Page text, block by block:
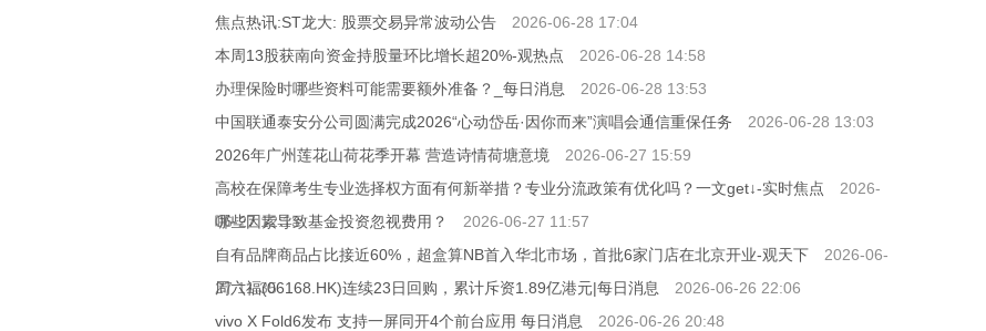
焦点热讯:ST龙大: 股票交易异常波动公告
2026-06-28 17:04
本周13股获南向资金持股量环比增长超20%-观热点
2026-06-28 14:58
办理保险时哪些资料可能需要额外准备？_每日消息
2026-06-28 13:53
中国联通泰安分公司圆满完成2026“心动岱岳·因你而来”演唱会通信重保任务
2026-06-28 13:03
2026年广州莲花山荷花季开幕 营造诗情荷塘意境
2026-06-27 15:59
高校在保障考生专业选择权方面有何新举措？专业分流政策有优化吗？一文get↓-实时焦点
2026-
06-27 12:13
哪些因素导致基金投资忽视费用？
2026-06-27 11:57
自有品牌商品占比接近60%，超盒算NB首入华北市场，首批6家门店在北京开业-观天下
2026-06-
27 11:35
周六福(06168.HK)连续23日回购，累计斥资1.89亿港元|每日消息
2026-06-26 22:06
vivo X Fold6发布 支持一屏同开4个前台应用 每日消息
2026-06-26 20:48